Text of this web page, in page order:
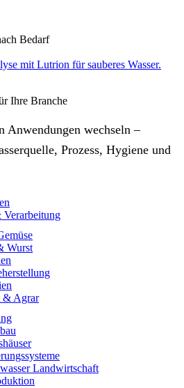
Bedarf
Ihre Branche
Anwendungen wechseln –
Prozess, Hygiene und
Wurst
& Agrar
Landwirtschaft